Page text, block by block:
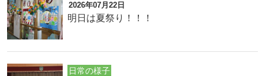
2026年07月22日
明日は夏祭り！！！
日常の様子